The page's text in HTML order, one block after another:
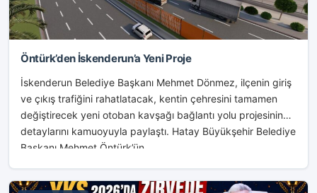
Öntürk’den İskenderun’a Yeni Proje
İskenderun Belediye Başkanı Mehmet Dönmez, ilçenin giriş
ve çıkış trafiğini rahatlatacak, kentin çehresini tamamen
değiştirecek yeni otoban kavşağı bağlantı yolu projesinin
detaylarını kamuoyuyla paylaştı. Hatay Büyükşehir Belediye
Başkanı Mehmet Öntürk’ün...